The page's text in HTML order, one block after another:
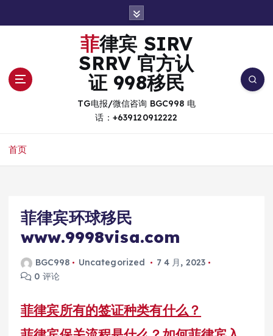
菲律宾 SIRV
SRRV 官方认
证 998移民
TG电报/微信咨询 BGC998 电
话：+639120912222
首页
菲律宾环球移民
www.9998visa.com
BGC998 Uncategorized
7 4 月, 2023
0 评论
菲律宾所有的签证种类有什么？